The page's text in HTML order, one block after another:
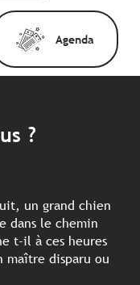
Agenda
?
un grand chien
dans le chemin
t-il à ces heures
maître disparu ou